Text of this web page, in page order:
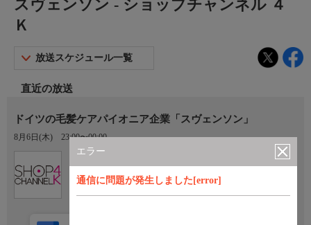
エラー
通信に問題が発生しました[error]
スヴェンソン - ショップチャンネル ４
Ｋ
放送スケジュール一覧
直近の放送
ドイツの毛髪ケアパイオニア企業「スヴェンソン」
8月6日(木) 23:00〜00:00